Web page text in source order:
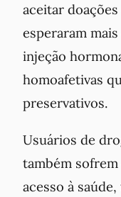
aceitar
esperaram
injeção
homoafetivas
preservativos.
Usuários de
também
acesso à